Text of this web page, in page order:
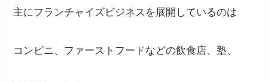
主にフランチャイズビジネスを展開しているのは
コンビニ、ファーストフードなどの飲食店、塾、